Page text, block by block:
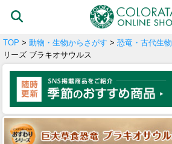
TOP > 動物・生物からさがす > 恐竜・古代生物
リーズ ブラキオサウルス